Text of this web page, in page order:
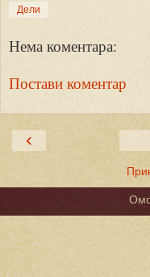
Дели
Нема коментара:
Постави коментар
‹